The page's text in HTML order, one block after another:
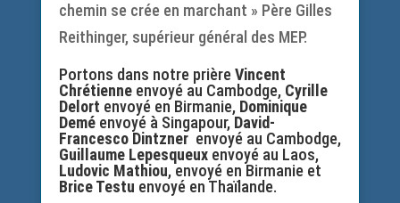
chemin se crée en marchant » Père Gilles
Reithinger, supérieur général des MEP.
Portons dans notre prièreVincent
Chrétienneenvoyé au Cambodge, Cyrille
Delort envoyé en Birmanie, Dominique
Deméenvoyé à Singapour, David-
Francesco Dintznerenvoyé au Cambodge,
Guillaume Lepesqueuxenvoyé au Laos,
Ludovic Mathiou, envoyé en Birmanie et
Brice Testu envoyé en Thaïlande.